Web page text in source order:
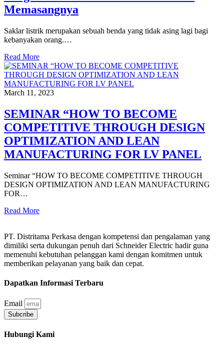
Memasangnya
Saklar listrik merupakan sebuah benda yang tidak asing lagi bagi
kebanyakan orang.…
Read More
March 11, 2023
SEMINAR “HOW TO BECOME
COMPETITIVE THROUGH DESIGN
OPTIMIZATION AND LEAN
MANUFACTURING FOR LV PANEL
Seminar “HOW TO BECOME COMPETITIVE THROUGH
DESIGN OPTIMIZATION AND LEAN MANUFACTURING
FOR…
Read More
PT. Distritama Perkasa dengan kompetensi dan pengalaman yang
dimiliki serta dukungan penuh dari Schneider Electric hadir guna
memenuhi kebutuhan pelanggan kami dengan komitmen untuk
memberikan pelayanan yang baik dan cepat.
Dapatkan Informasi Terbaru
Email
Subcribe
Hubungi Kami